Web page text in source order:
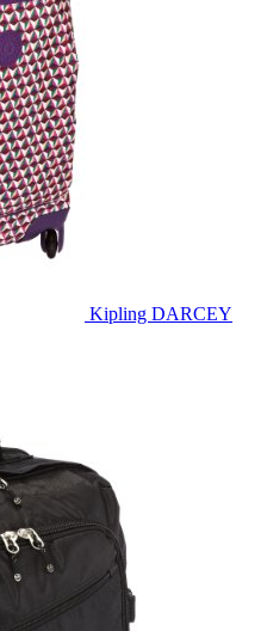
Kipling DARCEY